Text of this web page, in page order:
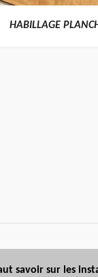
HABILLAGE
savoir sur les